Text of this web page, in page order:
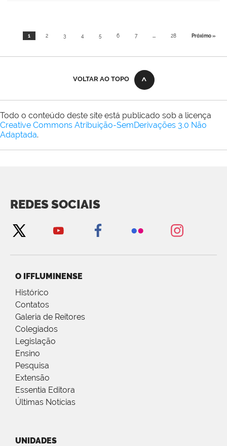
1 2 3 4 5 6 7 ... 28 Próximo »
VOLTAR AO TOPO
Todo o conteúdo deste site está publicado sob a licença
Creative Commons Atribuição-SemDerivações 3.0 Não
Adaptada.
REDES SOCIAIS
O IFFLUMINENSE
Histórico
Contatos
Galeria de Reitores
Colegiados
Legislação
Ensino
Pesquisa
Extensão
Essentia Editora
Últimas Notícias
UNIDADES